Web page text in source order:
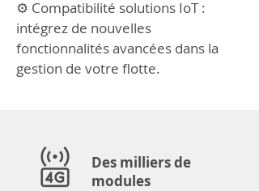
⚙️ Compatibilité solutions IoT :
intégrez de nouvelles
fonctionnalités avancées dans la
gestion de votre flotte.
Des milliers de
modules